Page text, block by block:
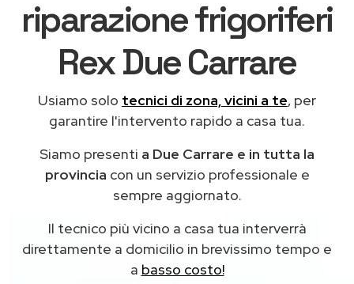
riparazione frigoriferi
Rex Due Carrare
Usiamo solo tecnici di zona, vicini a te, per
garantire l'intervento rapido a casa tua.
Siamo presenti a Due Carrare e in tutta la
provincia con un servizio professionale e
sempre aggiornato.
Il tecnico più vicino a casa tua interverrà
direttamente a domicilio in brevissimo tempo e
a basso costo!